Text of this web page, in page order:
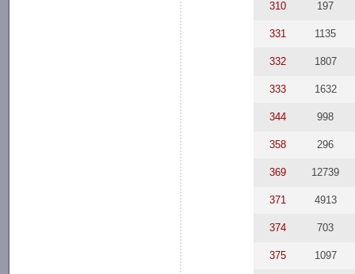
310 197
331 1135
332 1807
333 1632
344 998
358 296
369 12739
371 4913
374 703
375 1097